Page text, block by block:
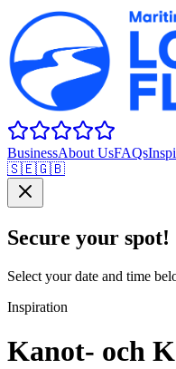
BusinessAbout UsFAQs
🇸🇪🇬🇧
Secure your spot!
Select your date and time
Inspiration
Kanot- och